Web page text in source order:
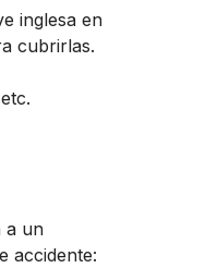
inglesa en
cubrirlas.
a un
accidente: